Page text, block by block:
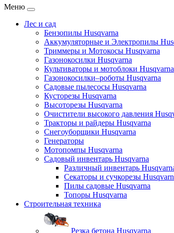
Меню
Лес и сад
Бензопилы Husqvarna
Аккумуляторные и Электропилы
Триммеры и Мотокосы Нusqvarna
Газонокосилки Husqvarna
Культиваторы и мотоблоки Husqvarna
Газонокосилки–роботы Husqvarna
Садовые пылесосы Husqvarna
Кусторезы Husqvarna
Высоторезы Husqvarna
Очистители высокого давления
Тракторы и райдеры Husqvarna
Снегоуборщики Husqvarna
Генераторы
Мотопомпы Husqvarna
Садовый инвентарь Husqvarna
Различный инвентарь
Секаторы и сучкорезы
Пилы садовые Husqvarna
Топоры Husqvarna
Строительная техника
Резка бетона Husqvarna